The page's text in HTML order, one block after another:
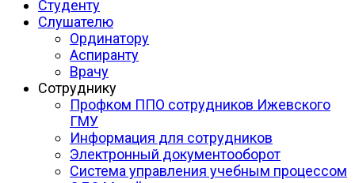
Студенту
Слушателю
Ординатору
Аспиранту
Врачу
Сотруднику
Профком ППО сотрудников Ижевского
ГМУ
Информация для сотрудников
Электронный документооборот
Система управления учебным процессом